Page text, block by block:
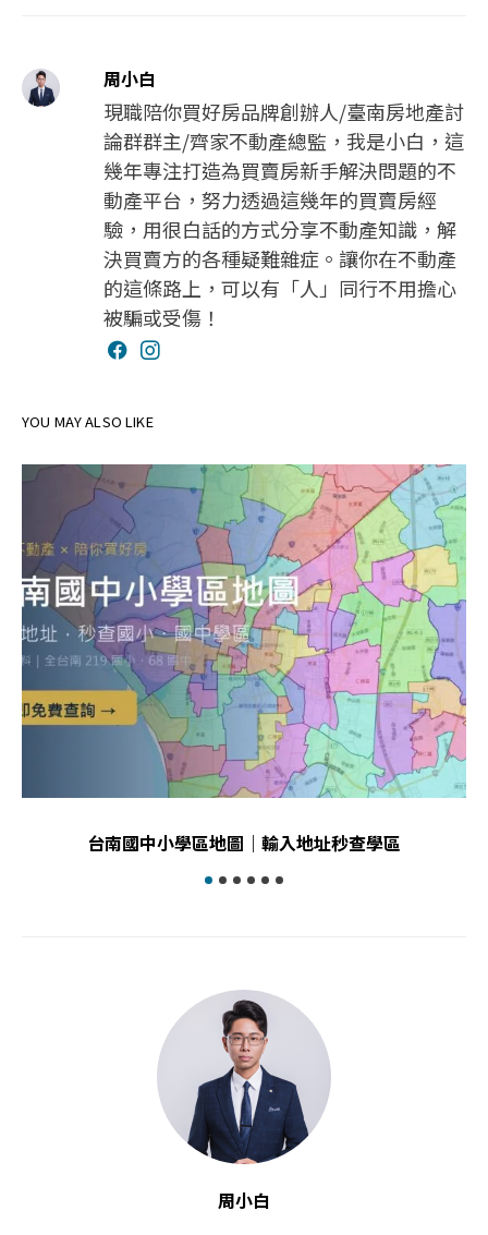
五、與第三人共用個人資料之政策
本網站絕不會提供、交換、出租或出售任何您的個人資料給其他個人、
團體、私人企業或公務機關，但有法律依據或合約義務者，不在此限。
前項但書之情形包括不限於：
• 經由您書面同意。
• 法律明文規定。
• 為免除您生命、身體、自由或財產上之危險。
• 與公務機關或學術研究機構合作，基於公共利益為統計或學術研究
而有必要，且資料經過提供者處理或蒐集者依其揭露方式無從識別特定
之當事人。
• 當您在網站的行為，違反服務條款或可能損害或妨礙網站與其他使
用者權益或導致任何人遭受損害時，經網站管理單位研析揭露您的個人
資料是為了辨識、聯絡或採取法律行動所必要者。
• 有利於您的權益。
• 本網站委託廠商協助蒐集、處理或利用您的個人資料時，將對委外
廠商或個人善盡監督管理之責。
六、Cookie之使用
為了提供您最佳的服務，本網站會在您的電腦中放置並取用我們的
Cookie，若您不願接受Cookie的寫入，您可在您使用的瀏覽器功能項
本網站隱私權保護政策將因應需求隨時進行修正，修正後的條款將刊登
周小白
現職陪你買好房品牌創辦人/臺南房地產討
論群群主/齊家不動產總監，我是小白，這
幾年專注打造為買賣房新手解決問題的不
動產平台，努力透過這幾年的買賣房經
驗，用很白話的方式分享不動產知識，解
決買賣方的各種疑難雜症。讓你在不動產
的這條路上，可以有「人」同行不用擔心
被騙或受傷！
YOU MAY ALSO LIKE
台南國中小學區地圖｜輸入地址秒查學區
周小白